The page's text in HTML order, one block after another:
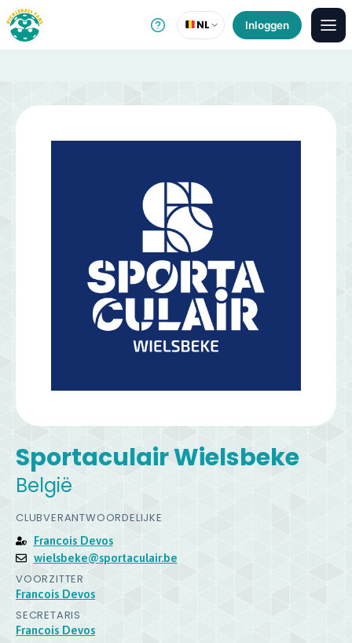
Sportaculair Wielsbeke
België
CLUBVERANTWOORDELIJKE
Francois Devos
wielsbeke@sportaculair.be
VOORZITTER
Francois Devos
SECRETARIS
Francois Devos
NL Inloggen